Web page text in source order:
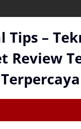
Tips –
Review
Terpercaya